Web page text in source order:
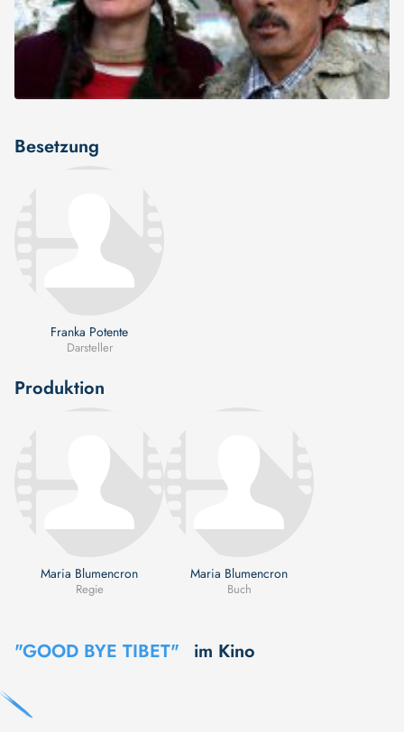
Besetzung
Franka Potente
Darsteller
Produktion
Maria Blumencron
Regie
Maria Blumencron
Buch
"GOOD BYE TIBET" im Kino